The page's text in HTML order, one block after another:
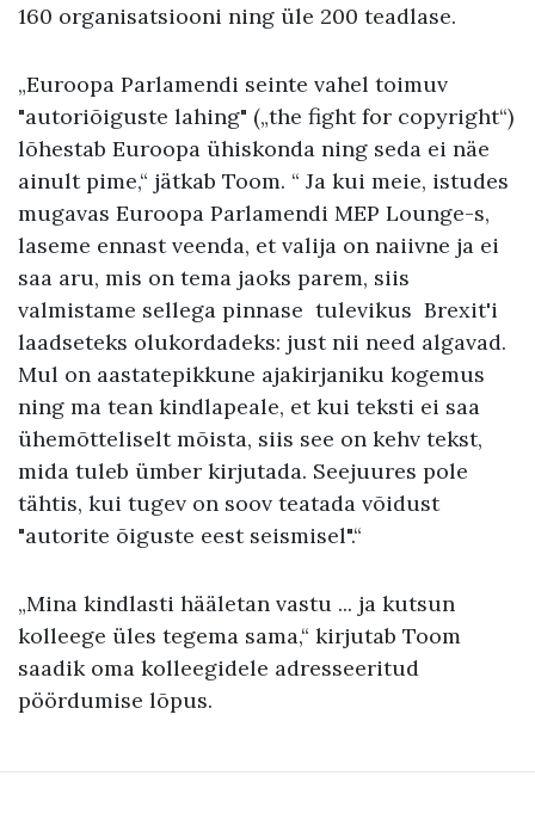
160 organisatsiooni ning üle 200 teadlase.
„Euroopa Parlamendi seinte vahel toimuv
"autoriõiguste lahing" („the fight for copyright“)
lõhestab Euroopa ühiskonda ning seda ei näe
ainult pime,“ jätkab Toom. “ Ja kui meie, istudes
mugavas Euroopa Parlamendi MEP Lounge-s,
laseme ennast veenda, et valija on naiivne ja ei
saa aru, mis on tema jaoks parem, siis
valmistame sellega pinnase tulevikus Brexit'i
laadseteks olukordadeks: just nii need algavad.
Mul on aastatepikkune ajakirjaniku kogemus
ning ma tean kindlapeale, et kui teksti ei saa
ühemõtteliselt mõista, siis see on kehv tekst,
mida tuleb ümber kirjutada. Seejuures pole
tähtis, kui tugev on soov teatada võidust
"autorite õiguste eest seismisel".“
„Mina kindlasti hääletan vastu ... ja kutsun
kolleege üles tegema sama,“ kirjutab Toom
saadik oma kolleegidele adresseeritud
pöördumise lõpus.